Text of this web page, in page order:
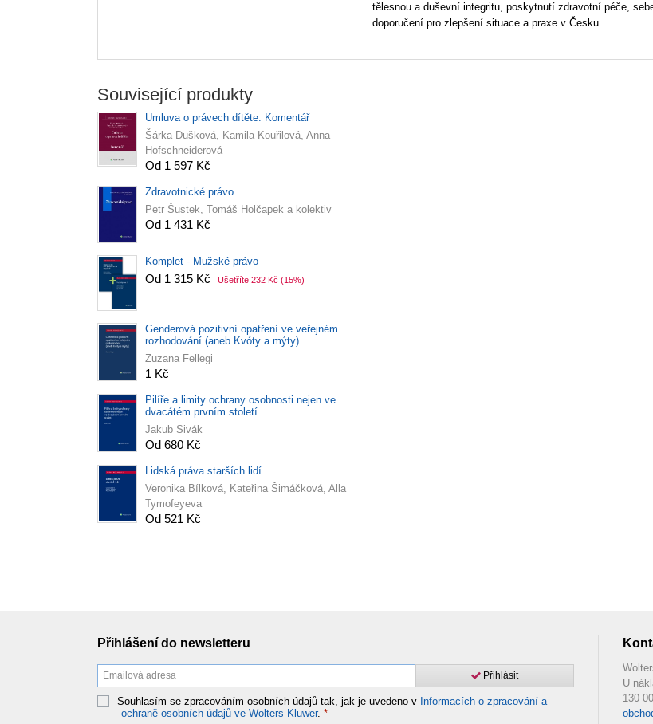
tělesnou a duševní integritu, poskytnutí zdravotní péče,
doporučení pro zlepšení situace a praxe v Česku.
Související produkty
Úmluva o právech dítěte. Komentář
Šárka Dušková, Kamila Kouřilová, Anna
Hofschneiderová
Od 1 597 Kč
Zdravotnické právo
Petr Šustek, Tomáš Holčapek a kolektiv
Od 1 431 Kč
Komplet - Mužské právo
Od 1 315 Kč Ušetříte 232 Kč (15%)
Genderová pozitivní opatření ve veřejném
rozhodování (aneb Kvóty a mýty)
Zuzana Fellegi
1 Kč
Pilíře a limity ochrany osobnosti nejen ve
dvacátém prvním století
Jakub Sivák
Od 680 Kč
Lidská práva starších lidí
Veronika Bílková, Kateřina Šimáčková, Alla
Tymofeyeva
Od 521 Kč
Přihlášení do newsletteru
Přihlásit
Souhlasím se zpracováním osobních údajů tak, jak je uvedeno v Informacích o zpracování a
ochraně osobních údajů ve Wolters Kluwer. *
U
130